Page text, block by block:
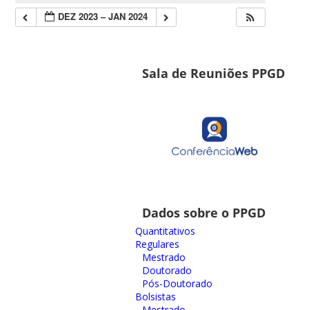
DEZ 2023 – JAN 2024
Sala de Reuniões PPGD
Dados sobre o PPGD
Quantitativos
Regulares
Mestrado
Doutorado
Pós-Doutorado
Bolsistas